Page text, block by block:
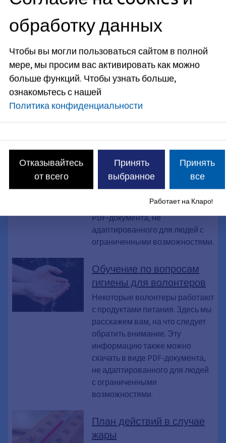
Жидкость, солнцезащитные
пожилых людях и детях. Здесь
вы найдете информацию о
мерах предосторожности и о
том, как вести себя в условиях
жары.
В данной статье приведены
рекомендации и советы по
маркировке и рекламе блюд и
доступны для скачивания в виде
PDF-документа, не
адаптированного для людей с
ограниченными возможностями.
Обучение по вопросам
гигиены для волонтеров
Некоторые волонтеры работают
с продуктами питания. Здесь мы
расскажем вам, на что следует
обратить внимание. Эту
информацию также можно
скачать в виде PDF-документа,
не адаптированного для людей
с ограниченными
возможностями.
План действий в случае
жары
обработку данных
Чтобы вы могли пользоваться сайтом в полной
мере, мы просим вас активировать как можно
больше функций. Чтобы узнать больше,
ознакомьтесь с нашей
Политика конфиденциальности
Отказывайтесь
от всего
Принять
выбранное
Принять
все
Работает на Кларо!